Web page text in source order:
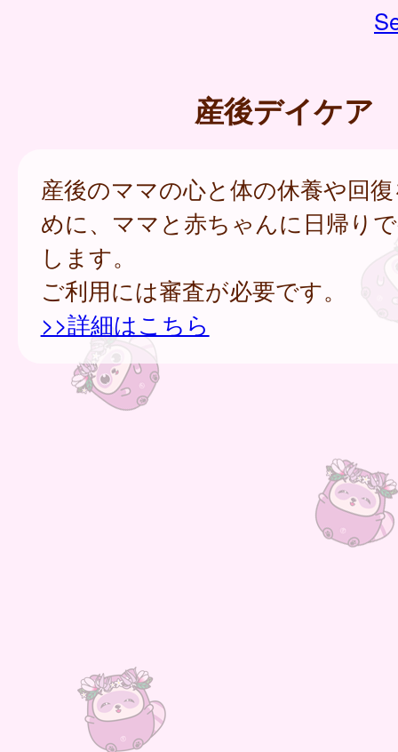
産後デイケア
産後のママの心と体の休養や回
めに、ママと赤ちゃんに日帰り
します。
ご利用には審査が必要です。
>>詳細はこちら